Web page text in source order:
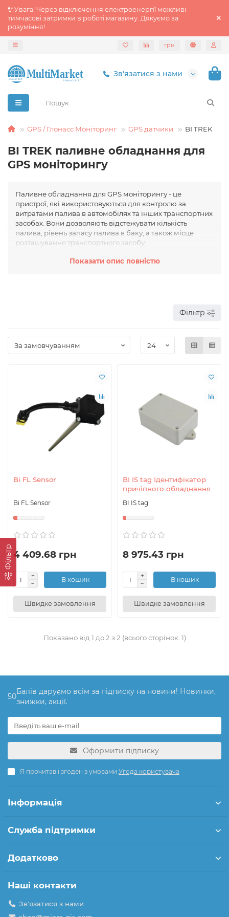
🔌Увага! Через відключення електроенергії можливі
тимчасові затримки в роботі магазину. Дякуємо за
розуміння!
грн
Зв'язатися з нами
GPS / Глонасс Моніторинг GPS датчики BI TREK
BI TREK паливне обладнання для
GPS моніторингу
Фільтр
Паливне обладнання для GPS моніторингу - це
пристрої, які використовуються для контролю за
витратами палива в автомобілях та інших транспортних
засобах. Вони дозволяють відстежувати кількість
палива, рівень запасу палива в баку, а також місце
розташування транспортного засобу.
Такі пристрої можуть бути встановлені на паливному
Визначення місцезнаходження транспортного
Сповістка про несанкціоноване злив палива
Визначення пробігу транспортного засобу
Звіти про витрату палива та маршрути руху
Паливне обладнання для GPS моніторингу може бути
доставкою, для власників автопарків та автомобілів, а
також для людей, які бажають контролювати витрати
палива свого автомобіля. Воно дозволяє економити на
витратах та запобігати крадіжці палива.
Показати опис повністю
Фільтр
Bi FL Sensor
Bi FL Sensor
4 409.68 грн
В кошик
Швидке замовлення
BI IS tag Ідентифікатор
причіпного обладнання
BI IS tag
8 975.43 грн
В кошик
Швидке замовлення
Показано від 1 до 2 з 2 (всього сторінок: 1)
50
Балів даруємо всім за підписку на новини! Новинки,
знижки, акції.
Оформити підписку
Я прочитав і згоден з умовами Угода користувача
Інформація
Служба підтримки
Додатково
Наші контакти
Зв'язатися з нами